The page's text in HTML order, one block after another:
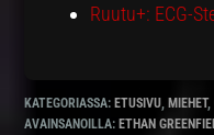
Ruutu+: ECG-
KATEGORIASSA:ETUSIVU,MIEHET,
AVAINSANOILLA:ETHAN